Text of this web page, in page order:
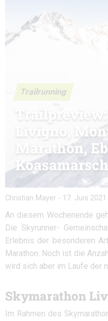
Trailrunning
Livigno,
Marathon,
Koasamarsch
Christian Mayer - 17. Juni 2021
An diesem Wochenende
Die Skyrunner-
Erlebnis der besonderen
Marathon. Noch ist die
wird sich aber im Laufe der
Skymarathon
Im Rahmen des